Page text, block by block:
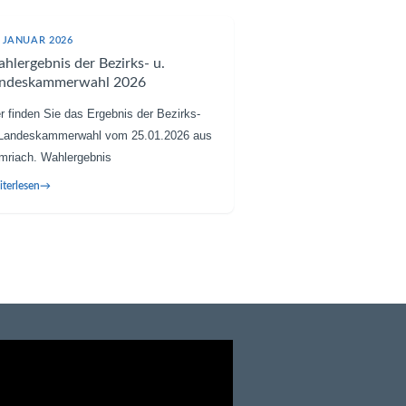
JANUAR 2026
der Bezirks- u.
2026
finden Sie das Ergebnis der Bezirks-
vom 25.01.2026 aus
Wahlergebnis